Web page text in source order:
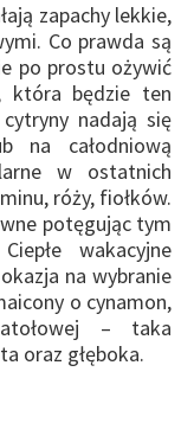
zapachy lekkie,
Co prawda są
po prostu ożywić
która będzie ten
nadają się
na całodniową
w ostatnich
róży, fiołków.
potęgując tym
wakacyjne
na wybranie
o cynamon,
– taka
oraz głęboka.